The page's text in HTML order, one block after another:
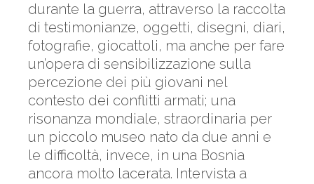
durante la guerra, attraverso la raccolta
di testimonianze, oggetti, disegni, diari,
fotografie, giocattoli, ma anche per fare
un’opera di sensibilizzazione sulla
percezione dei più giovani nel
contesto dei conflitti armati; una
risonanza mondiale, straordinaria per
un piccolo museo nato da due anni e
le difficoltà, invece, in una Bosnia
ancora molto lacerata. Intervista a